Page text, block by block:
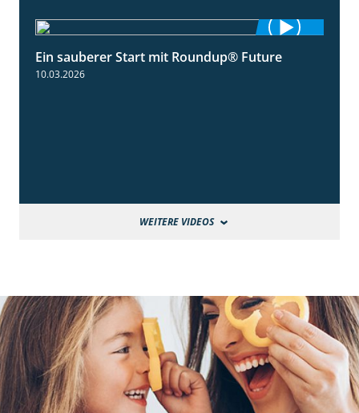
2:01
Ein sauberer Start mit Roundup® Future
10.03.2026
WEITERE VIDEOS